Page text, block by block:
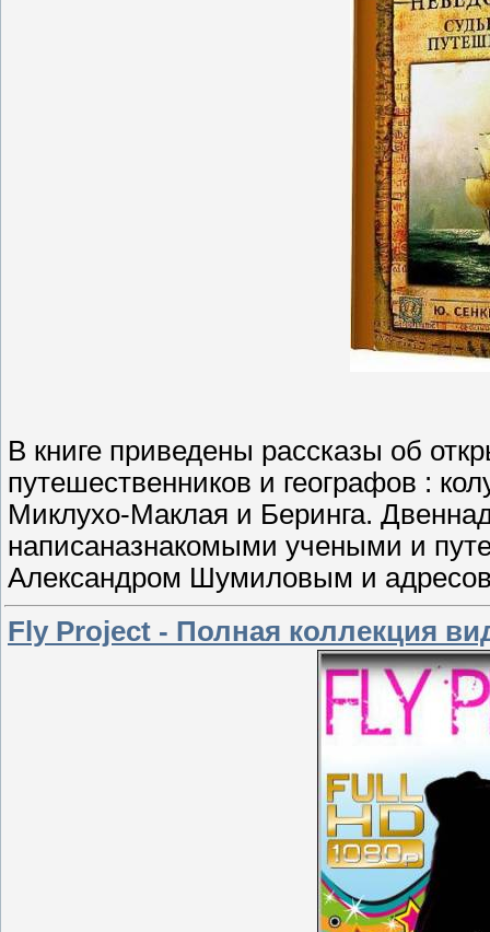
В книге приведены рассказы об
путешественников и географов :
Миклухо-Маклая и Беринга.
написаназнакомыми учеными и
Александром Шумиловым и
Fly Project - Полная коллекция